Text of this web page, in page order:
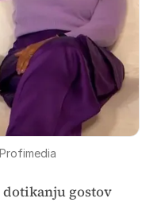
dotikanju gostov